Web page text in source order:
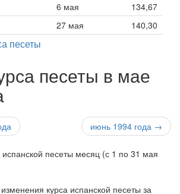
6 мая
134,67
27 мая 140,30
песеты
песеты в мае
июнь 1994 года →
курса испанской песеты за